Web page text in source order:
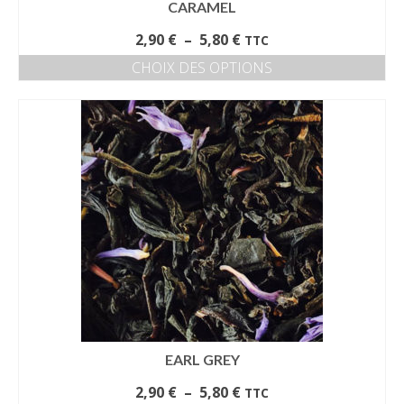
CARAMEL
2,90 € – 5,80 €Plage
de
prix :
à
5,80 €
TTC
CHOIX DES OPTIONS
produit
a
plusieurs
variations.
Les
options
peuvent
être
choisies
sur
la
page
du
produit
EARL GREY
2,90 € – 5,80 €Plage
TTC